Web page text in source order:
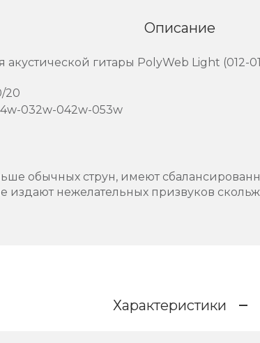
Описание
акустической гитары PolyWeb Light (012-
20
032w-042w-053w
обычных струн, имеют
издают нежелательных призвуков
Характеристики